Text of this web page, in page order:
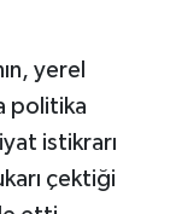
yerel
politika
istikrarı
çektiği